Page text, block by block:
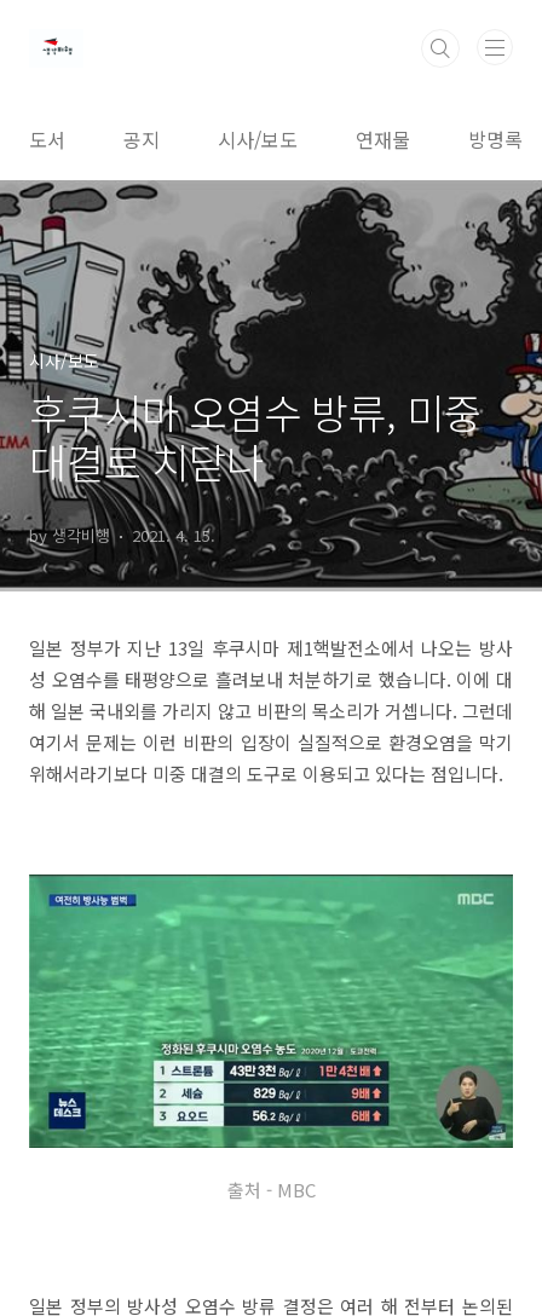
도서 공지 시사/보도 연재물 방명록
시사/보도
후쿠시마 오염수 방류, 미중
대결로 치닫나
by 생각비행 2021. 4. 15.
일본 정부가 지난 13일 후쿠시마 제1핵발전소에서 나오는 방사
성 오염수를 태평양으로 흘려보내 처분하기로 했습니다. 이에 대
해 일본 국내외를 가리지 않고 비판의 목소리가 거셉니다. 그런데
여기서 문제는 이런 비판의 입장이 실질적으로 환경오염을 막기
위해서라기보다 미중 대결의 도구로 이용되고 있다는 점입니다.
출처 - MBC
일본 정부의 방사성 오염수 방류 결정은 여러 해 전부터 논의된